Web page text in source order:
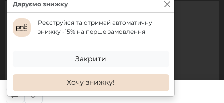
КОНТАКТИ
+ 38 (050) 075 35 05
+ 38 (093) 075 35 05
Режим роботи:
Пн-Пт: 09:00–18:00
Даруємо знижку
Реєструйся та отримай автоматичну
знижку -15% на перше замовлення
Закрити
Хочу знижку!